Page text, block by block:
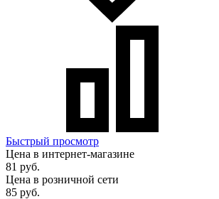
Быстрый просмотр
Цена в интернет-магазине
81 руб.
Цена в розничной сети
85 руб.